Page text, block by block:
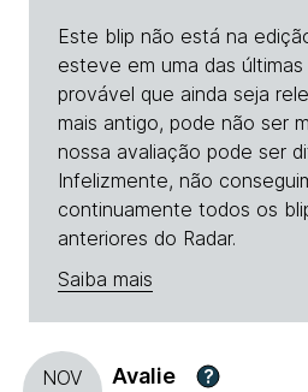
Este blip não está na
esteve em uma das
provável que ainda seja
mais antigo, pode não ser
nossa avaliação pode ser
Infelizmente, não
continuamente todos os
anteriores do Radar.
Saiba mais
NOV
Avalie ?